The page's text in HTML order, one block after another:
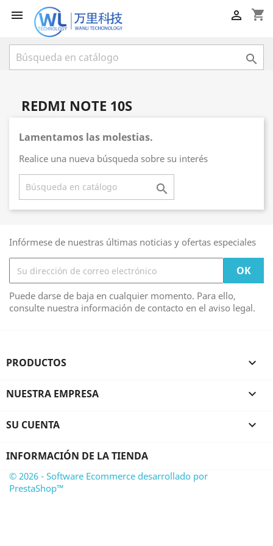
 shopping_cart


REDMI NOTE 10S
Lamentamos las molestias.
Realice una nueva búsqueda sobre su interés

Infórmese de nuestras últimas noticias y ofertas especiales
Puede darse de baja en cualquier momento. Para ello,
consulte nuestra información de contacto en el aviso legal.
PRODUCTOS 
NUESTRA EMPRESA 
SU CUENTA 
INFORMACIÓN DE LA TIENDA
© 2026 - Software Ecommerce desarrollado por
PrestaShop™